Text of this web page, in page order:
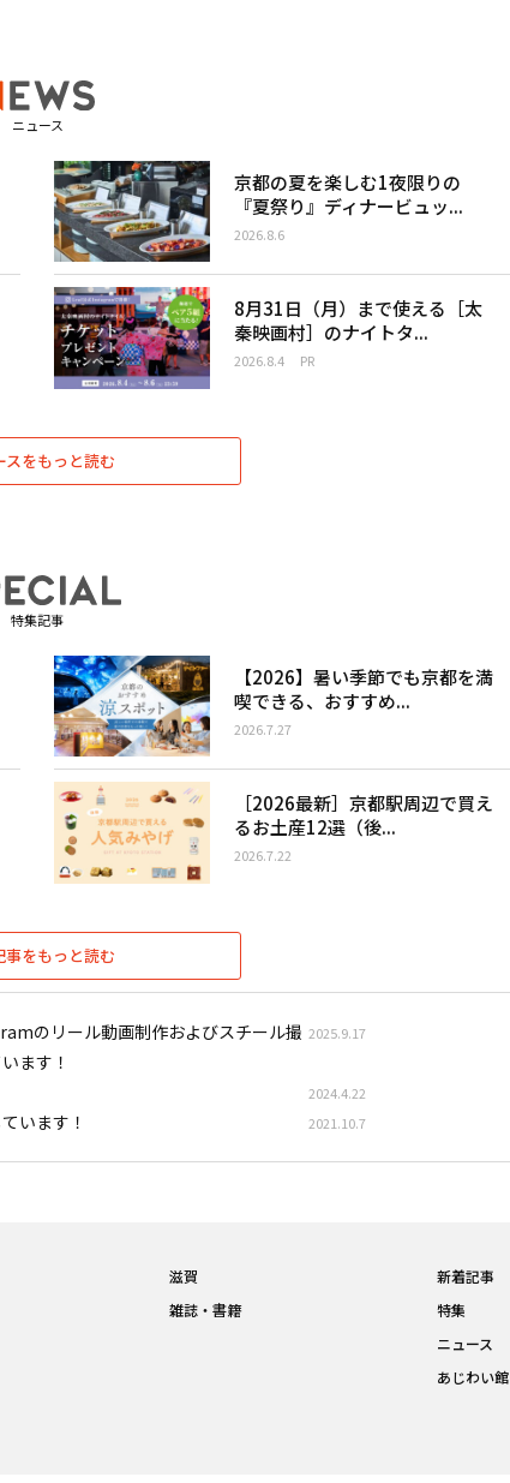
ニュース
京都の夏を楽しむ1夜限りの
『夏祭り』ディナービュッ...
2026.8.6
8月31日（月）まで使える［太
秦映画村］のナイトタ...
2026.8.4 PR
スをもっと読む
特集記事
【2026】暑い季節でも京都を満
喫できる、おすすめ...
2026.7.27
［2026最新］京都駅周辺で買え
るお土産12選（後...
2026.7.22
事をもっと読む
のリール動画制作およびスチール撮
ます！
2025.9.17
2024.4.22
います！ 2021.10.7
滋賀
雑誌・書籍
新着記事
特集
ニュース
あじわい館